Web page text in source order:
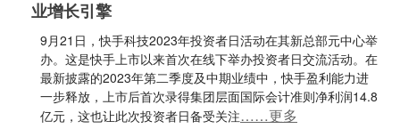
业增长引擎
9月21日，快手科技2023年投资者日活动在其新总部元中心举
办。这是快手上市以来首次在线下举办投资者日交流活动。在
最新披露的2023年第二季度及中期业绩中，快手盈利能力进
一步释放，上市后首次录得集团层面国际会计准则净利润14.8
亿元，这也让此次投资者日备受关注……更多